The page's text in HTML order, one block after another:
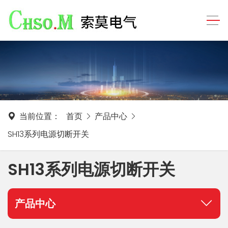
当前位置： 首页
产品中心
SH13系列电源切断开关
SH13系列电源切断开关
产品中心